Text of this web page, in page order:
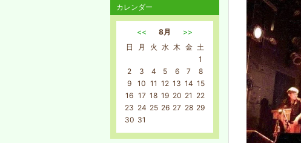
カレンダー
<< 8月
>>
日
月 火 水 木 金 土
1
2
3 4 5 6 7
8
9
10 11 12 13 14 15
16 17 18 19 20 21 22
23 24 25 26 27 28 29
30 31